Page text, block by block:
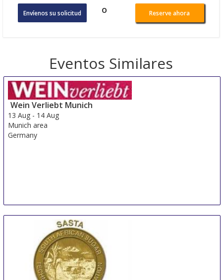
Envíenos su solicitud o Reserve ahora
Eventos Similares
Wein Verliebt Munich
13 Aug - 14 Aug
Munich area
Germany